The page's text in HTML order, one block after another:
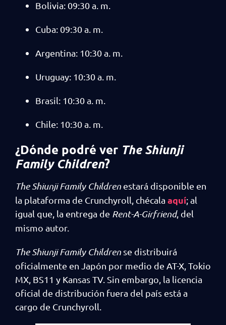
Bolivia: 09:30 a. m.
Cuba: 09:30 a. m.
Argentina: 10:30 a. m.
Uruguay: 10:30 a. m.
Brasil: 10:30 a. m.
Chile: 10:30 a. m.
¿Dónde podré ver The Shiunji
Family Children?
The Shiunji Family Children estará disponible en
la plataforma de Crunchyroll, chécala aquí; al
igual que, la entrega de Rent-A-Girfriend, del
mismo autor.
The Shiunji Family Children se distribuirá
oficialmente en Japón por medio de AT-X, Tokio
MX, BS11 y Kansas TV. Sin embargo, la licencia
oficial de distribución fuera del país está a
cargo de Crunchyroll.